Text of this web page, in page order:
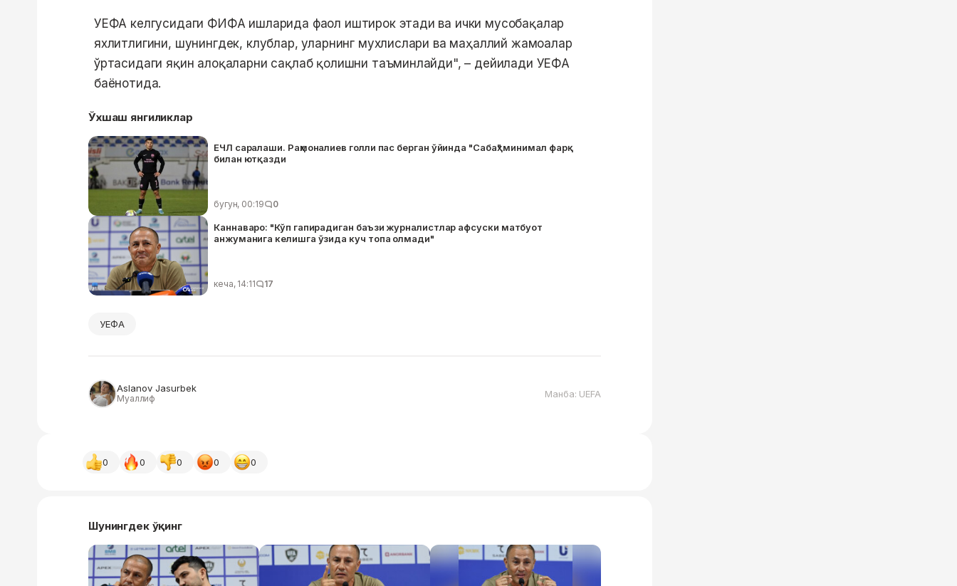
УЕФА келгусидаги ФИФА ишларида фаол иштирок этади ва ички мусобақалар
яхлитлигини, шунингдек, клублар, уларнинг мухлислари ва маҳаллий жамоалар
ўртасидаги яқин алоқаларни сақлаб қолишни таъминлайди", – дейилади УЕФА
баёнотида.
Ўхшаш янгиликлар
ЕЧЛ саралаши. Раҳмоналиев голли пас берган ўйинда "Сабаҳ" минимал фарқ
билан ютқазди
бугун, 00:19 0
Каннаваро: "Кўп гапирадиган баъзи журналистлар афсуски матбуот
анжуманига келишга ўзида куч топа олмади"
кеча, 14:11 17
УЕФА
Aslanov Jasurbek
Муаллиф Манба: UEFA
0 0 0 0 0
Шунингдек ўқинг